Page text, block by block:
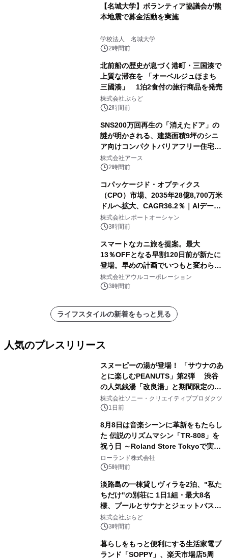
【名城大学】ボランティア協議会が熊
本地震で募金活動を実施
学校法人 名城大学
2時間前
北前船の歴史が息づく港町・三国湊で
上質な滞在を 「オーベルジュほまち
三國湊」 1泊2食付の旅行商品を発売
株式会社ぷらど
2時間前
SNS200万回再生の「消えたドア」の
謎が明かされる、建築面積9坪のシニ
ア向けコンパクトバリアフリー住宅が
誕生
株式会社アース
2時間前
コパッケージド・オプティクス
（CPO）市場、2035年28億8,700万米
ドルへ拡大、CAGR36.2％｜AIデータ
センター・高速光通信需要が成長を加
速
株式会社レポートオーシャン
3時間前
スマートなカニ旅を提案。最大
13％OFFとなる早割120日前が新たに
登場。早めの計画でいつもと変わらぬ
大人の冬旅を。ー夕日ヶ浦温泉「佳松
苑 別邸ふうか」ー
株式会社アウルコーポレーション
3時間前
ライフスタイルの新着をもっと見る
人気のプレスリリース
スヌーピーの湯が登場！ 「サウナのあ
とに楽しむPEANUTS」第2弾 渋谷
の人気銭湯「改良湯」と期間限定のコ
ラボレーション サウナイキタイコラ
ボグッズも発売決定！
株式会社ソニー・クリエイティブプロダクツ
1日前
8月8日は音楽シーンに革新をもたらし
た 伝説のリズムマシン「TR-808」を
祝う日 ～Roland Store Tokyoで実機
を展示しての 記念キャンペーンを開
催 英国ラジオ「NTS」の 特別プログ
アーティストを フィーチャーしたアニ
メーションを公開～
ローランド株式会社
5時間前
淡路島の一棟貸しヴィラを2泊、"私た
ちだけ"の別荘に 1日1組・最大8名
様、プールとサウナとジェットバス付
きで Villa Mon Temps AWAJIの連泊
素泊りプラン
株式会社ぷらど
3時間前
暮らしをもっと便利にする生活家電ブ
ランド「SOPPY」、楽天市場店5周